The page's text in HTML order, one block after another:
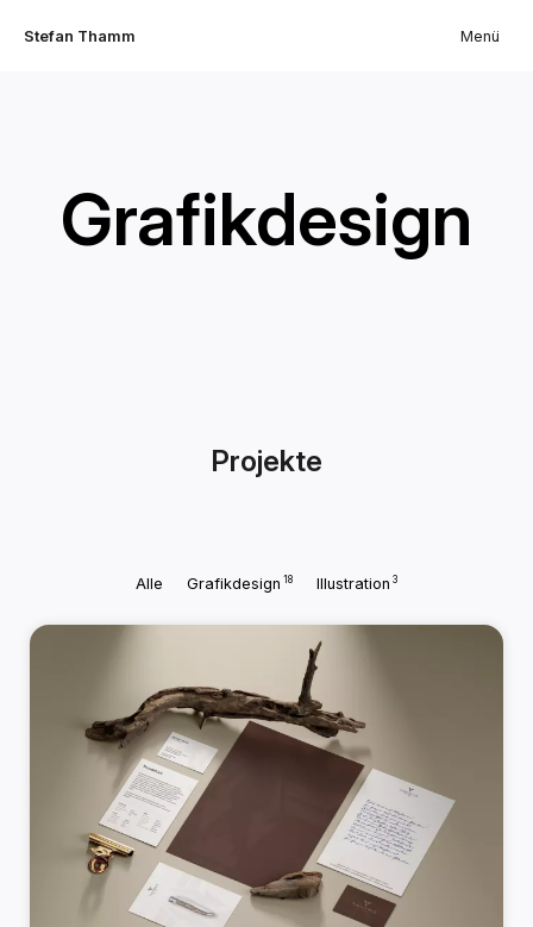
Stefan Thamm Menü
Grafikdesign
Projekte
Alle Grafikdesign 18 Illustration 3